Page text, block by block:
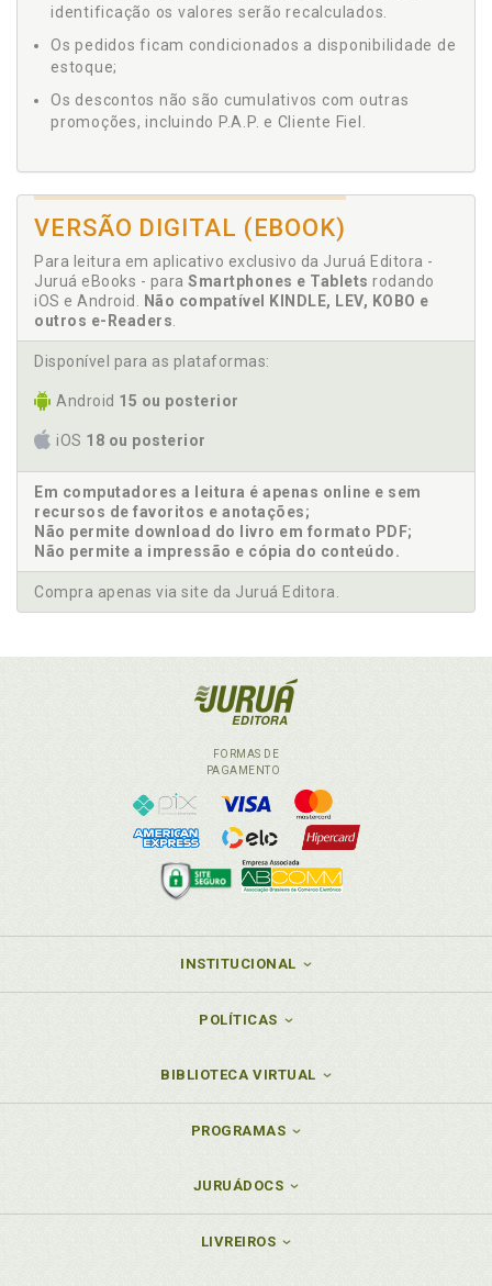
identificação os valores serão recalculados.
Os pedidos ficam condicionados a disponibilidade de
estoque;
Os descontos não são cumulativos com outras
promoções, incluindo P.A.P. e Cliente Fiel.
VERSÃO DIGITAL (EBOOK)
Para leitura em aplicativo exclusivo da Juruá Editora -
Juruá eBooks - para Smartphones e Tablets rodando
iOS e Android.
Não compatível KINDLE, LEV, KOBO e
outros e-Readers
Disponível para as plataformas:
Android 15 ou posterior
iOS 18 ou posterior
Em computadores a leitura é apenas online e sem
recursos de favoritos e anotações;
Não permite download do livro em formato PDF;
Não permite a impressão e cópia do conteúdo.
Compra apenas via site da Juruá Editora.
FORMAS DE
PAGAMENTO
INSTITUCIONAL
POLÍTICAS
BIBLIOTECA VIRTUAL
PROGRAMAS
JURUÁDOCS
LIVREIROS